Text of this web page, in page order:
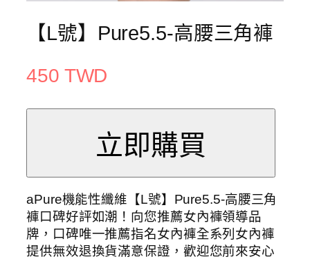
【L號】Pure5.5-高腰三角褲
450 TWD
aPure機能性纖維【L號】Pure5.5-高腰三角
褲口碑好評如潮！向您推薦女內褲領導品
牌，口碑唯一推薦指名女內褲全系列女內褲
提供無效退換貨滿意保證，歡迎您前來安心